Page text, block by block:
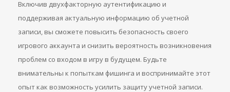
Включив двухфакторную аутентификацию и
поддерживая актуальную информацию об учетной
записи, вы сможете повысить безопасность своего
игрового аккаунта и снизить вероятность возникновения
проблем со входом в игру в будущем. Будьте
внимательны к попыткам фишинга и воспринимайте этот
опыт как возможность усилить защиту учетной записи.